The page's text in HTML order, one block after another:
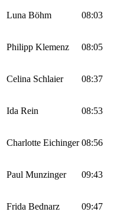
Luna Böhm 08:03
Philipp Klemenz 08:05
Celina Schlaier 08:37
Ida Rein 08:53
Charlotte Eichinger 08:56
Paul Munzinger 09:43
Frida Bednarz 09:47